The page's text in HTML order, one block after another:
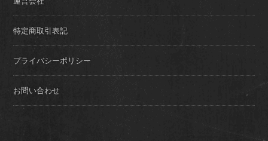
特定商取引表記
プライバシーポリシー
お問い合わせ